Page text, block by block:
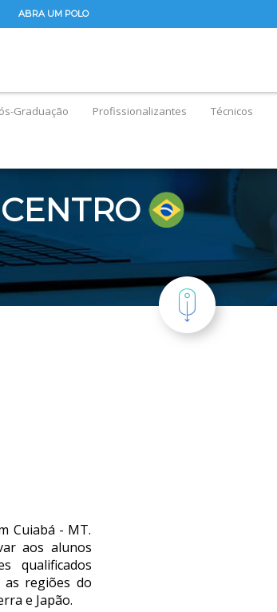
ABRA UM POLO
Graduação Profissionalizantes Técnicos
Cuiabá - MT.
aos alunos
qualificados
as regiões do
e Japão.